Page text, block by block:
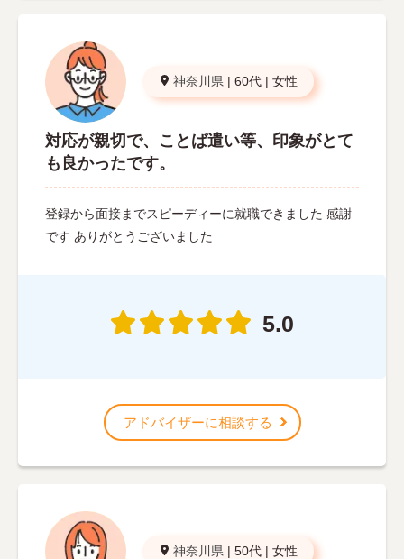
神奈川県 | 60代 | 女性
対応が親切で、ことば遣い等、印象がとて
も良かったです。
登録から面接までスピーディーに就職できました 感謝
です ありがとうございました
5.0
アドバイザーに相談する
神奈川県 | 50代 | 女性